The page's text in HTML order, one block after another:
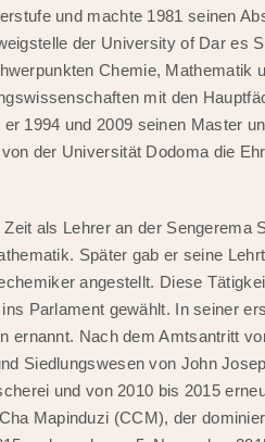
und machte 1981 seinen
der University of Dar es
Chemie, Mathematik
mit den
1994 und 2009 seinen Master
der Universität Dodoma die
als Lehrer an der Sengerema
Später gab er seine
angestellt. Diese
Parlament gewählt. In seiner
ernannt. Nach dem Amtsantritt
Siedlungswesen von John
und von 2010 bis 2015
Mapinduzi (CCM), der